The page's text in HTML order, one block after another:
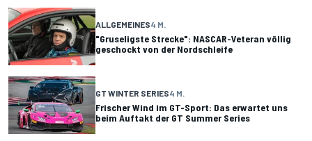
ALLGEMEINES4 M.
"Gruseligste Strecke": NASCAR-Veteran völlig
geschockt von der Nordschleife
GT WINTER SERIES4 M.
Frischer Wind im GT-Sport: Das erwartet uns
beim Auftakt der GT Summer Series